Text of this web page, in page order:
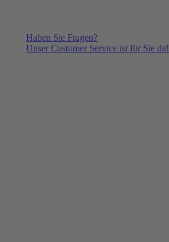
Haben Sie Fragen?
Unser Customer Service ist für Sie da!